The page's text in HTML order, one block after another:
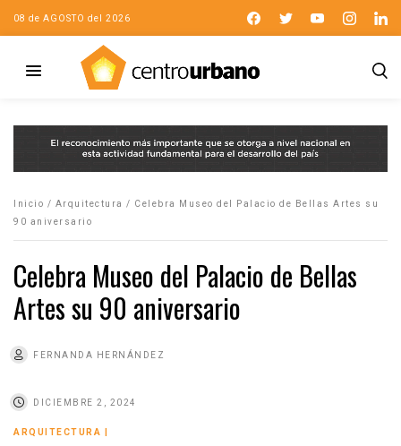
08 de AGOSTO del 2026
Inicio / Arquitectura / Celebra Museo del Palacio de Bellas Artes su
90 aniversario
Celebra Museo del Palacio de Bellas
Artes su 90 aniversario
FERNANDA HERNÁNDEZ
DICIEMBRE 2, 2024
ARQUITECTURA